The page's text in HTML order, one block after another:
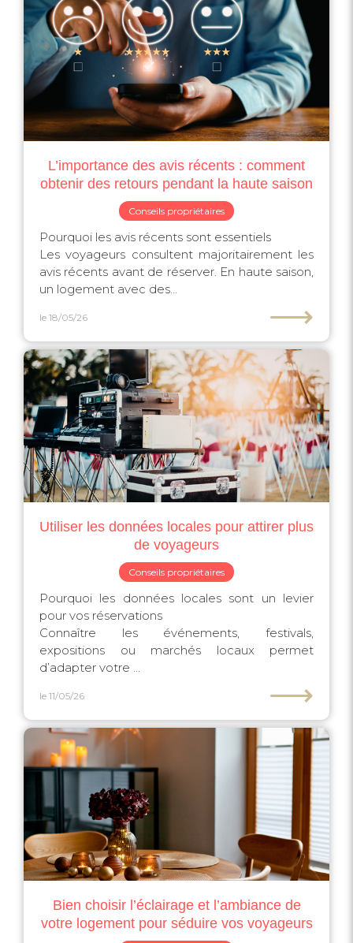
L’importance des avis récents : comment
obtenir des retours pendant la haute saison
Conseils propriétaires
Pourquoi les avis récents sont essentiels
Les voyageurs consultent majoritairement les
avis récents avant de réserver. En haute saison,
un logement avec des...
le 18/05/26 ⟶
Utiliser les données locales pour attirer plus
de voyageurs
Conseils propriétaires
Pourquoi les données locales sont un levier
pour vos réservations
Connaître les événements, festivals,
expositions ou marchés locaux permet
d’adapter votre ...
le 11/05/26 ⟶
Bien choisir l’éclairage et l’ambiance de
votre logement pour séduire vos voyageurs